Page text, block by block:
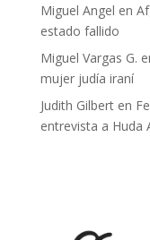
Miguel Angel en
estado fallido
Miguel Vargas G.
mujer judía iraní
Judith Gilberten
entrevista a Huda